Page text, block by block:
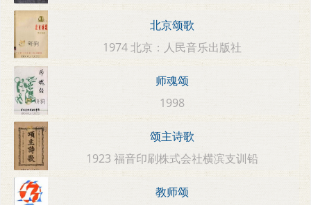
北京颂歌
1974 北京：人民音乐出版社
师魂颂
1998
颂主诗歌
1923 福音印刷株式会社横滨支训铅
教师颂